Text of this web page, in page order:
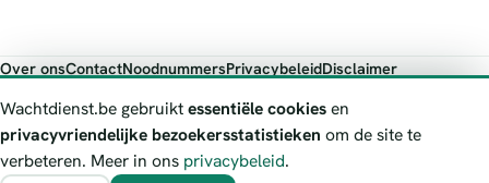
Over onsContactNoodnummersPrivacybeleidDisclaimer
Wachtdienst.be toont publieke wachtdienst-informatie ter oriëntatie.
Bij levensgevaar bel je altijd 112. Controleer altijd de actuele
wachtregeling bij de vermelde officiële bron.
Wachtdienst.be gebruiktessentiële cookiesen
privacyvriendelijke bezoekersstatistieken om de site te
verbeteren. Meer in ons privacybeleid.